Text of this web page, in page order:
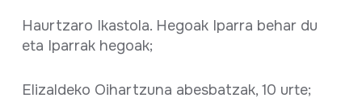
Haurtzaro Ikastola. Hegoak Iparra behar du
eta Iparrak hegoak;
Elizaldeko Oihartzuna abesbatzak, 10 urte;